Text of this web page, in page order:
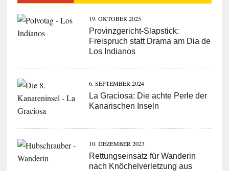
19. OKTOBER 2025
Provinzgericht-Slapstick:
Freispruch statt Drama am Dia de
Los Indianos
6. SEPTEMBER 2024
La Graciosa: Die achte Perle der
Kanarischen Inseln
10. DEZEMBER 2023
Rettungseinsatz für Wanderin
nach Knöchelverletzung aus